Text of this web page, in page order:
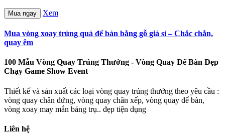
Mua ngay Xem
Mua vòng xoay trúng quà để bàn bằng gỗ giá sỉ – Chắc chắn,
quay êm
100 Mẫu Vòng Quay Trúng Thưởng - Vòng Quay Để Bàn Đẹp
Chạy Game Show Event
Thiết kế và sản xuất các loại vòng quay trúng thưởng theo yêu cầu :
vòng quay chân đứng, vòng quay chân xếp, vòng quay để bàn,
vòng xoay may mắn bảng trụ.. đẹp tiện dụng
Liên hệ